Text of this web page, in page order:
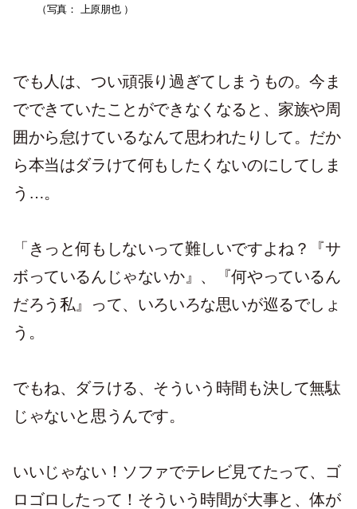
（写真： 上原朋也 ）
でも人は、つい頑張り過ぎてしまうもの。今ま
でできていたことができなくなると、家族や周
囲から怠けているなんて思われたりして。だか
ら本当はダラけて何もしたくないのにしてしま
う…。
「きっと何もしないって難しいですよね？『サ
ボっているんじゃないか』、『何やっているん
だろう私』って、いろいろな思いが巡るでしょ
う。
でもね、ダラける、そういう時間も決して無駄
じゃないと思うんです。
いいじゃない！ソファでテレビ見てたって、ゴ
ロゴロしたって！そういう時間が大事と、体が